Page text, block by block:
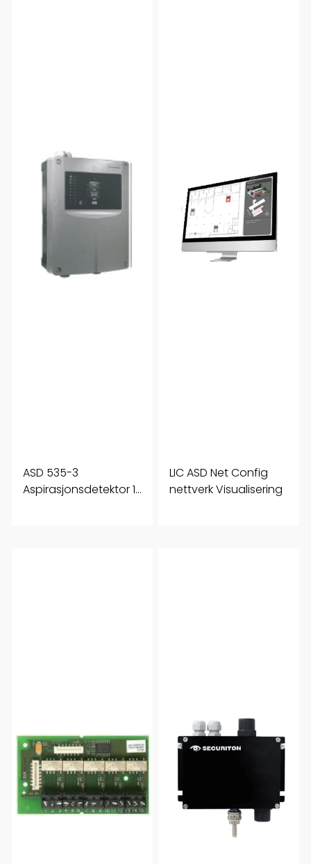
ASD 535-3
Aspirasjonsdetektor 1
LIC ASD Net Config
nettverk Visualisering